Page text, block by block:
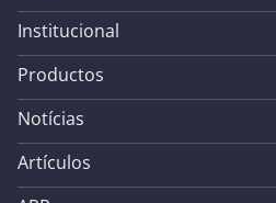
Institucional
Productos
Notícias
Artículos